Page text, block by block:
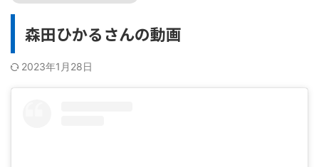
森田ひかるさんの動画
2023年1月28日